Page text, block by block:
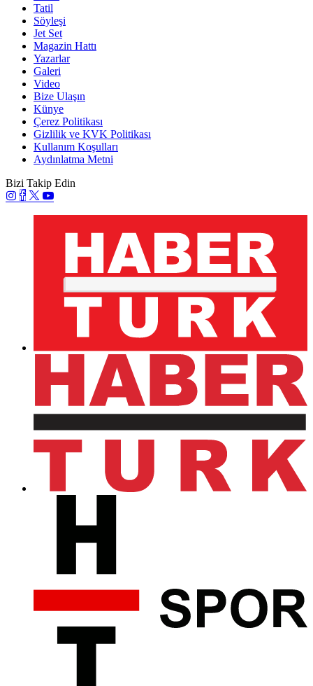
Tatil
Söyleşi
Jet Set
Magazin Hattı
Yazarlar
Galeri
Video
Bize Ulaşın
Künye
Çerez Politikası
Gizlilik ve KVK Politikası
Kullanım Koşulları
Aydınlatma Metni
Bizi Takip Edin